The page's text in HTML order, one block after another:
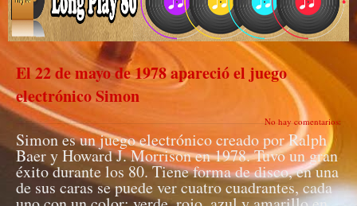
El 22 de mayo de 1978 apareció el juego
electrónico Simon
No hay comentarios:
Simon es un juego electrónico creado por Ralph
Baer y Howard J. Morrison en 1978. Tuvo un gran
éxito durante los 80. Tiene forma de disco, en una
de sus caras se puede ver cuatro cuadrantes, cada